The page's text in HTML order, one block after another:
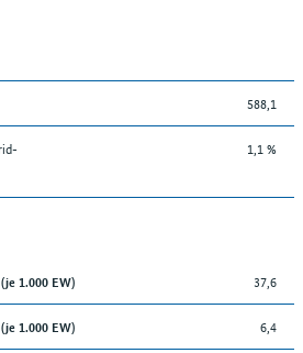
588,1
1,1 %
1.000 EW) 37,6
1.000 EW) 6,4